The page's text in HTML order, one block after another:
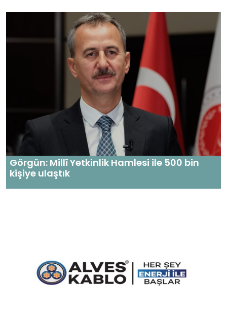
Görgün: Millî Yetkinlik Hamlesi ile 500 bin
kişiye ulaştık